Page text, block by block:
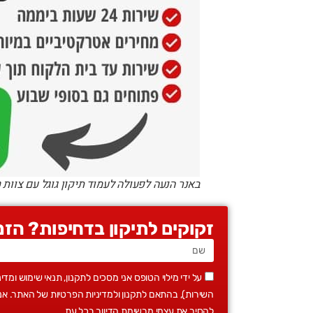
באנר הנעה לפעולה לעמוד תיקון גוגל עם
זקוקים לתיקון בדחיפות?
על ידי מילוי הטופס אני מסכים לתקנון, תנאי שימוש